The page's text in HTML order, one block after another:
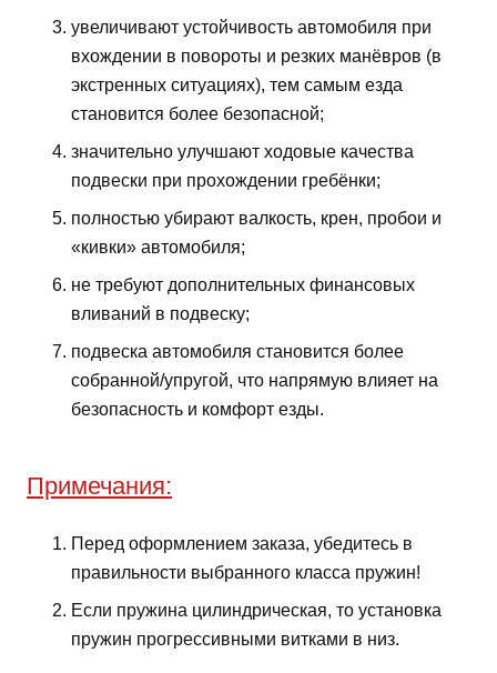
увеличивают устойчивость автомобиля при
вхождении в повороты и резких манёвров (в
экстренных ситуациях), тем самым езда
становится более безопасной;
значительно улучшают ходовые качества
подвески при прохождении гребёнки;
полностью убирают валкость, крен, пробои и
«кивки» автомобиля;
не требуют дополнительных финансовых
вливаний в подвеску;
подвеска автомобиля становится более
собранной/упругой, что напрямую влияет на
безопасность и комфорт езды.
Примечания:
Перед оформлением заказа, убедитесь в
правильности выбранного класса пружин!
Если пружина цилиндрическая, то установка
пружин прогрессивными витками в низ.